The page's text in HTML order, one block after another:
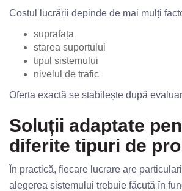
Costul lucrării depinde de mai mulți
suprafața
starea suportului
tipul sistemului
nivelul de trafic
Oferta exactă se stabilește după
Soluții adaptate
diferite tipuri de
În practică, fiecare lucrare are
alegerea sistemului trebuie făcută în